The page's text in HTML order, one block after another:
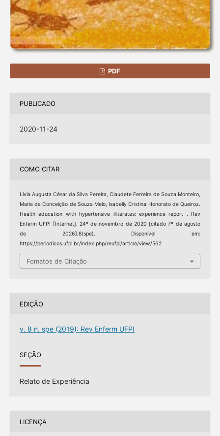
PDF
PUBLICADO
2020-11-24
COMO CITAR
Lívia Augusta César da Silva Pereira, Claudete Ferreira de Souza Monteiro,
Maria da Conceição de Souza Melo, Isabelly Cristina Honorato de Queiroz.
Health education with hypertensive illiterates: experience report . Rev
Enferm UFPI [Internet]. 24º de novembro de 2020 [citado 7º de agosto
de 2026];8(spe). Disponível em:
https://periodicos.ufpi.br/index.php/reufpi/article/view/562
Fomatos de Citação
EDIÇÃO
v. 8 n. spe (2019): Rev Enferm UFPI
SEÇÃO
Relato de Experiência
LICENÇA